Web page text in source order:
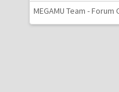
MEGAMU Team -